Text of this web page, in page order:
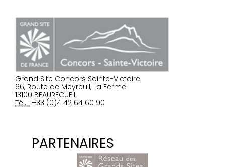
Grand Site Concors Sainte-Victoire
66, Route de Meyreuil, La Ferme
13100 BEAURECUEIL
Tél. : +33 (0)4 42 64 60 90
PARTENAIRES